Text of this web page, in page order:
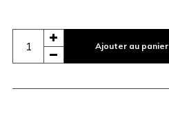
Ajouter au panier